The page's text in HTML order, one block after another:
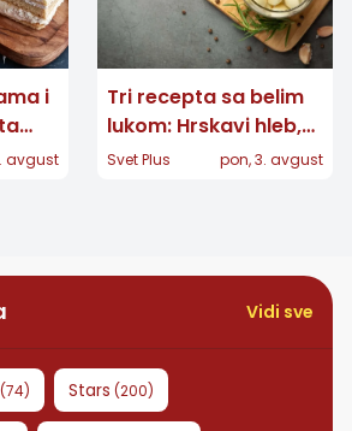
i
avgust
Tri recepta sa belim
lukom: Hrskavi hleb,
kremasti sos i kiseli
Svet Plus pon, 3. avgust
Vidi sve
(74) Stars (200)